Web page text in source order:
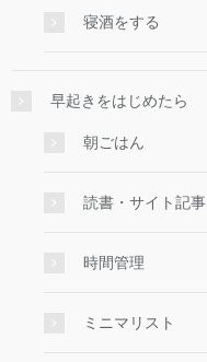
寝酒をする
早起きをはじめたら
朝ごはん
読書・サイト記事
時間管理
ミニマリスト